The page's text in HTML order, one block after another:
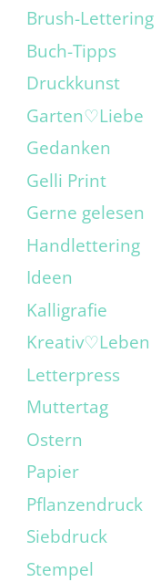
Brush-Lettering
Buch-Tipps
Druckkunst
Garten♡Liebe
Gedanken
Gelli Print
Gerne gelesen
Handlettering
Ideen
Kalligrafie
Kreativ♡Leben
Letterpress
Muttertag
Ostern
Papier
Pflanzendruck
Siebdruck
Stempel